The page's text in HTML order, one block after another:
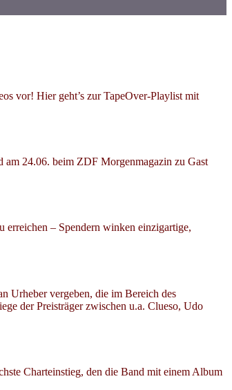
vor! Hier geht’s zur TapeOver-Playlist mit
am 24.06. beim ZDF Morgenmagazin zu Gast
erreichen – Spendern winken einzigartige,
Urheber vergeben, die im Bereich des
der Preisträger zwischen u.a. Clueso, Udo
Charteinstieg, den die Band mit einem Album